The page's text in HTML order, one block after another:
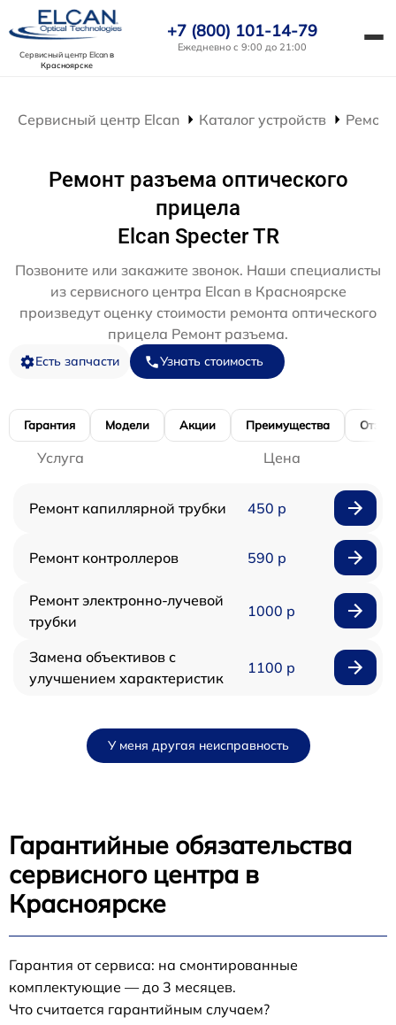
Сервисный центр Elcanв
Красноярске
+7 (800) 101-14-79
Ежедневно с 9:00 до 21:00
Сервисный центр Elcan Каталог устройств
Ремонт разъема оптического
прицела
Elcan Specter TR
Позвоните или закажите звонок. Наши специалисты
из сервисного центра Elcan в Красноярске
произведут оценку стоимости ремонта оптического
прицела Ремонт разъема.
Есть запчасти Узнать стоимость
Гарантия Модели Акции Преимущества
Услуга Цена
Ремонт капиллярной трубки 450 р
Ремонт контроллеров 590 р
Ремонт электронно-лучевой
трубки
1000 р
Замена объективов с
улучшением характеристик
1100 р
У меня другая неисправность
Гарантийные обязательства
сервисного центра в
Красноярске
Гарантия от сервиса: на смонтированные
комплектующие — до 3 месяцев.
Что считается гарантийным случаем?